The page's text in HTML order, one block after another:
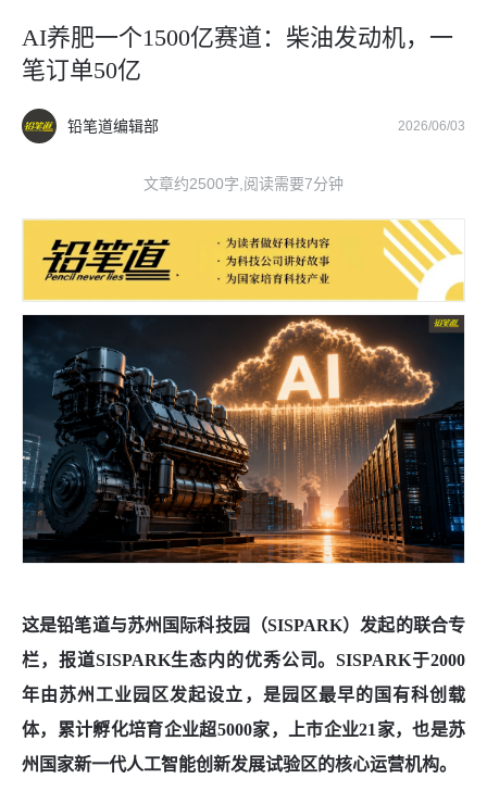
AI养肥一个1500亿赛道：柴油发动机，一
笔订单50亿
铅笔道编辑部 2026/06/03
文章约2500字,阅读需要7分钟
这是铅笔道与苏州国际科技园（SISPARK）发起的联合专
栏，报道SISPARK生态内的优秀公司。SISPARK于2000
年由苏州工业园区发起设立，是园区最早的国有科创载
体，累计孵化培育企业超5000家，上市企业21家，也是苏
州国家新一代人工智能创新发展试验区的核心运营机构。